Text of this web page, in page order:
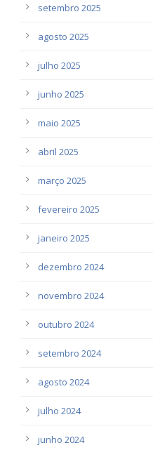
setembro 2025
agosto 2025
julho 2025
junho 2025
maio 2025
abril 2025
março 2025
fevereiro 2025
janeiro 2025
dezembro 2024
novembro 2024
outubro 2024
setembro 2024
agosto 2024
julho 2024
junho 2024